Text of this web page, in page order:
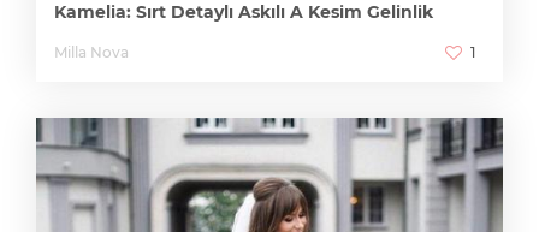
Kamelia: Sırt Detaylı Askılı A Kesim Gelinlik
Milla Nova 1